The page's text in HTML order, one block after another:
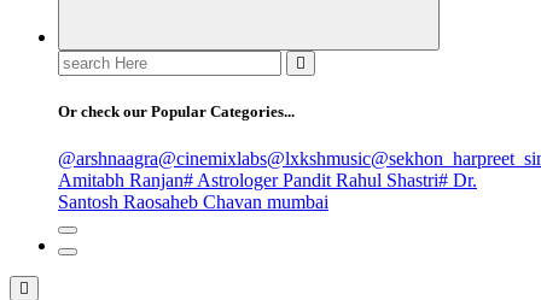
Search
for:
Or check our Popular Categories...
@arshnaagra@cinemixlabs@lxkshmusic
Amitabh Ranjan# Astrologer Pandit Rahul Shastri# Dr.
Santosh Raosaheb Chavan mumbai